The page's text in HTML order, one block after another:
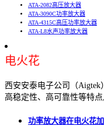
ATA-2082高压放大器
ATA-3090C功率放大器
ATA-4315C高压功率放大器
ATA-L8水声功率放大器
电火花
西安安泰电子公司（Aigtek
高稳定性、高可靠性等特
功率放大器在电火花